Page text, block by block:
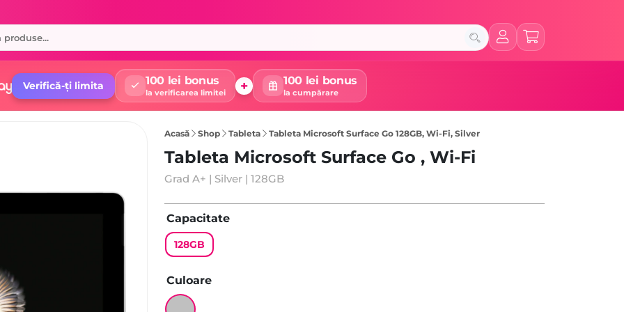
Verifică-ți limita 100 lei bonus
la verificarea limitei + 100 lei bonus
la cumpărare
Acasă Shop Tableta Tableta Microsoft Surface Go 128GB, Wi-Fi, Silver
Tableta Microsoft Surface Go , Wi-Fi
Grad A+ | Silver | 128GB
Capacitate
128GB
Culoare